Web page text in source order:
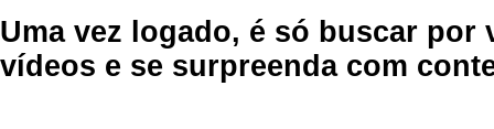
Uma vez logado, é só buscar por
vídeos e se surpreenda com